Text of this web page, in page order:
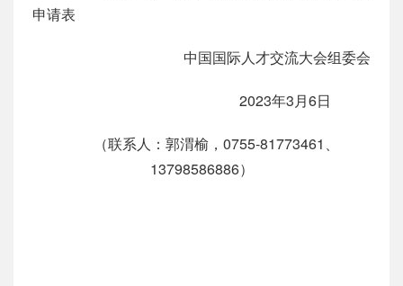
申请表
中国国际人才交流大会组委会
2023年3月6日
（联系人：郭渭榆，0755-81773461、
13798586886）